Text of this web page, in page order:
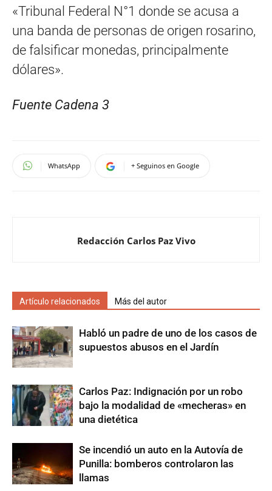
«Tribunal Federal N°1 donde se acusa a
una banda de personas de origen rosarino,
de falsificar monedas, principalmente
dólares».
Fuente Cadena 3
WhatsApp + Seguinos en Google
Redacción Carlos Paz Vivo
Artículo relacionados Más del autor
Habló un padre de uno de los casos de
supuestos abusos en el Jardín
Carlos Paz: Indignación por un robo
bajo la modalidad de «mecheras» en
una dietética
Se incendió un auto en la Autovía de
Punilla: bomberos controlaron las
llamas